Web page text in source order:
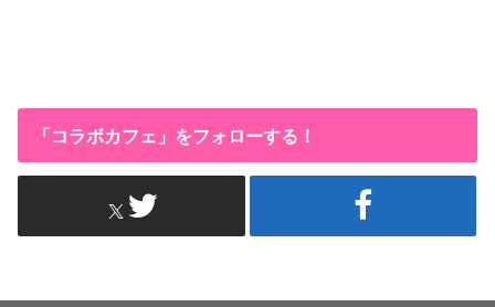
「コラボカフェ」をフォローする！